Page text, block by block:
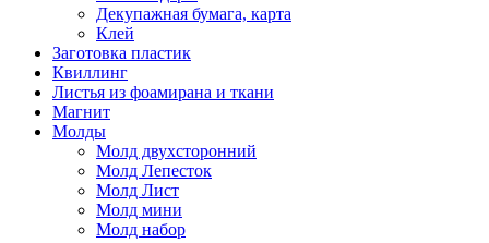
Декупажная бумага, карта
Клей
Заготовка пластик
Квиллинг
Листья из фоамирана и ткани
Магнит
Молды
Молд двухсторонний
Молд Лепесток
Молд Лист
Молд мини
Молд набор